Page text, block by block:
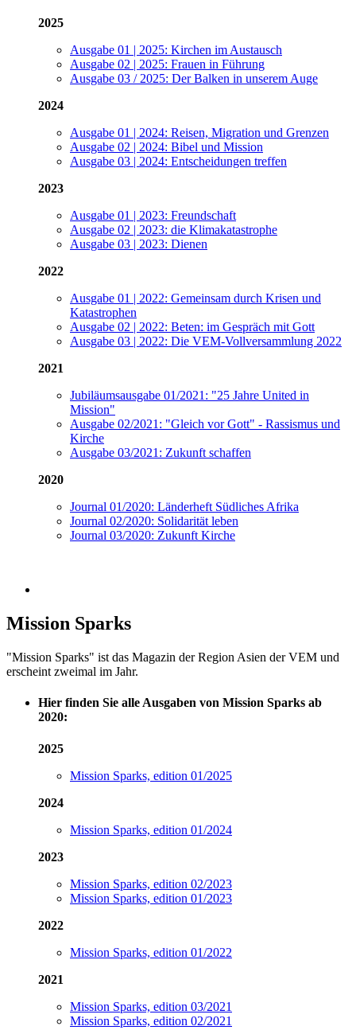
2025
Ausgabe 01 | 2025: Kirchen im Austausch
Ausgabe 02 | 2025: Frauen in Führung
Ausgabe 03 / 2025: Der Balken in unserem Auge
2024
Ausgabe 01 | 2024: Reisen, Migration und Grenzen
Ausgabe 02 | 2024: Bibel und Mission
Ausgabe 03 | 2024: Entscheidungen treffen
2023
Ausgabe 01 | 2023: Freundschaft
Ausgabe 02 | 2023: die Klimakatastrophe
Ausgabe 03 | 2023: Dienen
2022
Ausgabe 01 | 2022: Gemeinsam durch Krisen und
Katastrophen
Ausgabe 02 | 2022: Beten: im Gespräch mit Gott
Ausgabe 03 | 2022: Die VEM-Vollversammlung 2022
2021
Jubiläumsausgabe 01/2021: "25 Jahre United in
Mission"
Ausgabe 02/2021: "Gleich vor Gott" - Rassismus und
Kirche
Ausgabe 03/2021: Zukunft schaffen
2020
Journal 01/2020: Länderheft Südliches Afrika
Journal 02/2020: Solidarität leben
Journal 03/2020: Zukunft Kirche
Mission Sparks
"Mission Sparks" ist das Magazin der Region Asien der VEM und
erscheint zweimal im Jahr.
Hier finden Sie alle Ausgaben von Mission Sparks ab
2020:
2025
Mission Sparks, edition 01/2025
2024
Mission Sparks, edition 01/2024
2023
Mission Sparks, edition 02/2023
Mission Sparks, edition 01/2023
2022
Mission Sparks, edition 01/2022
2021
Mission Sparks, edition 03/2021
Mission Sparks, edition 02/2021